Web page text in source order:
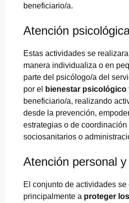
beneficiario/a.
Atención
Estas actividades se
manera individualiza o en
parte del psicólogo/a del
por el
bienestar psicológico
beneficiario/a, realizando
desde la prevención,
estrategias o de
sociosanitarios o
Atención personal
El conjunto de actividades se
principalmente a proteger